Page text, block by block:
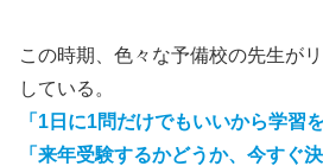
この時期、色々な予備校の先生が
している。
「1日に1問だけでもいいから学習
「来年受験するかどうか、今すぐ